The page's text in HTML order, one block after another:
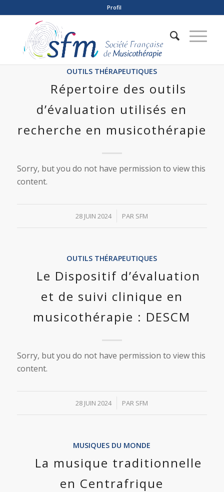
Profil
OUTILS THÉRAPEUTIQUES
Répertoire des outils
d’évaluation utilisés en
recherche en musicothérapie
Sorry, but you do not have permission to view this
content.
28 JUIN 2024
/ PAR SFM
OUTILS THÉRAPEUTIQUES
Le Dispositif d’évaluation
et de suivi clinique en
musicothérapie : DESCM
Sorry, but you do not have permission to view this
content.
28 JUIN 2024
/ PAR SFM
MUSIQUES DU MONDE
La musique traditionnelle
en Centrafrique